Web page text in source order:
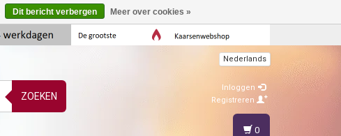
ZOEKEN
Nederlands
Inloggen
Registreren
0
Dit bericht verbergen Meer over cookies »